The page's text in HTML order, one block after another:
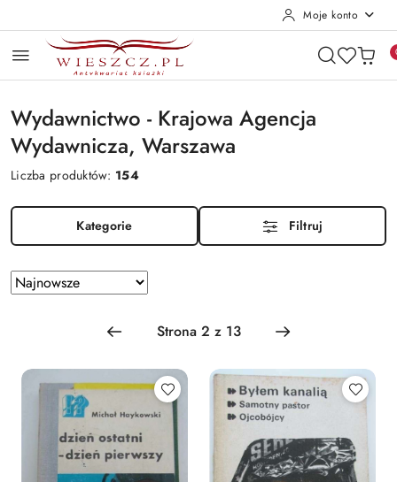
Moje konto
Wydawnictwo - Krajowa Agencja
Wydawnicza, Warszawa
Liczba produktów: 154
Kategorie Filtruj
Zastosowano
sortowanie:
Sortuj
według